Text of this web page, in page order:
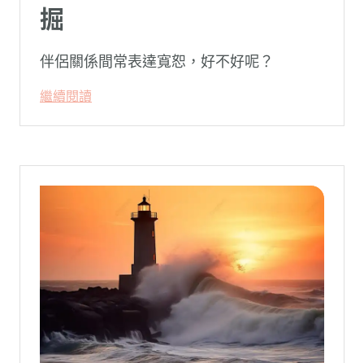
掘
伴侶關係間常表達寬恕，好不好呢？
繼續閱讀